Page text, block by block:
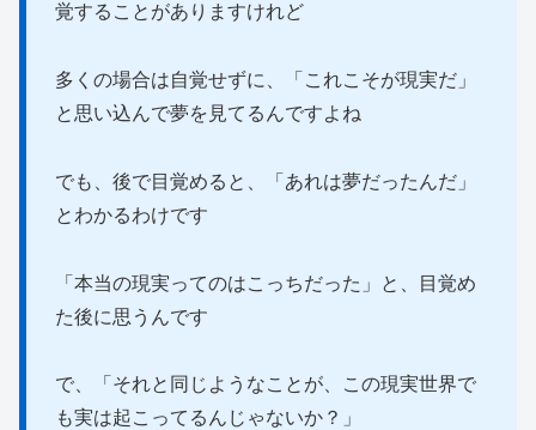
覚することがありますけれど
多くの場合は自覚せずに、「これこそが現実だ」
と思い込んで夢を見てるんですよね
でも、後で目覚めると、「あれは夢だったんだ」
とわかるわけです
「本当の現実ってのはこっちだった」と、目覚め
た後に思うんです
で、「それと同じようなことが、この現実世界で
も実は起こってるんじゃないか？」